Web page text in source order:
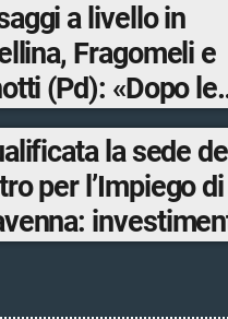
a livello in
Fragomeli e
(Pd): «Dopo le
solo un
sostitutive sarà
entro il 2026»
la sede del
per l’Impiego di